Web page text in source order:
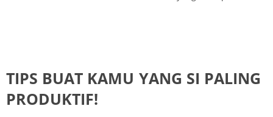
TIPS BUAT KAMU YANG SI PALING
PRODUKTIF!